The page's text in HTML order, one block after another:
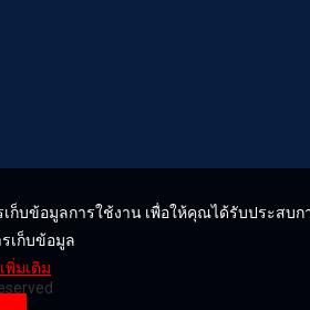
เก็บข้อมูลการใช้งาน เพื่อให้คุณได้รับประส
เก็บข้อมูล
พิ่มเติม